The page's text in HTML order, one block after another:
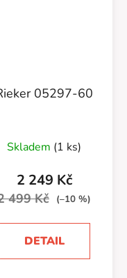
05297-60
Skladem (1 ks)
2 249 Kč
499 Kč (–10 %)
DETAIL